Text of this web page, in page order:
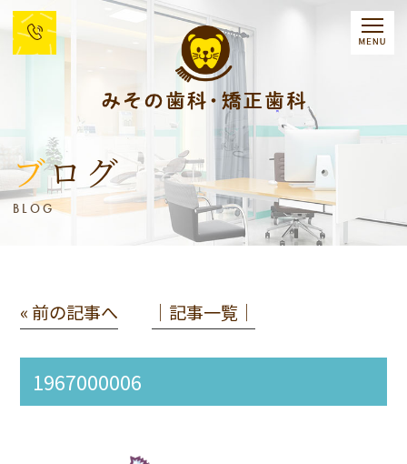
ブログ
BLOG
« 前の記事へ │記事一覧│
1967000006